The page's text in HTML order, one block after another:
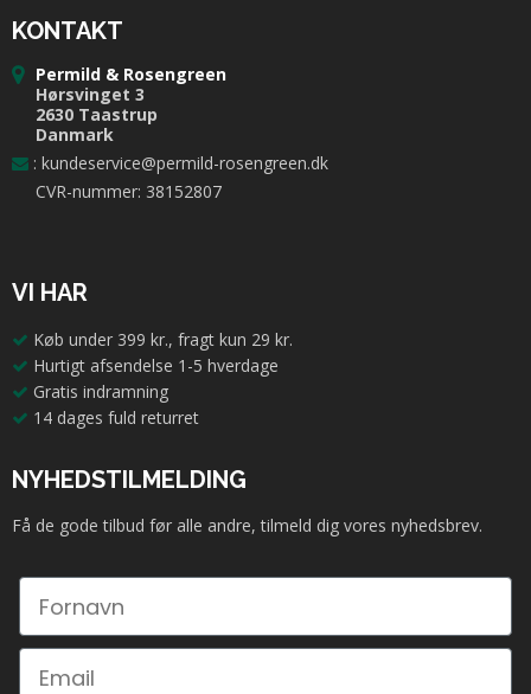
KONTAKT
Permild & Rosengreen
Hørsvinget 3
2630 Taastrup
Danmark
: kundeservice@permild-rosengreen.dk
CVR-nummer: 38152807
VI HAR
Køb under 399 kr., fragt kun 29 kr.
Hurtigt afsendelse 1-5 hverdage
Gratis indramning
14 dages fuld returret
NYHEDSTILMELDING
Få de gode tilbud før alle andre, tilmeld dig vores nyhedsbrev.